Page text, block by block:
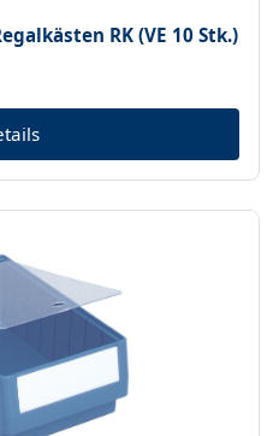
RK (VE 10 Stk.)